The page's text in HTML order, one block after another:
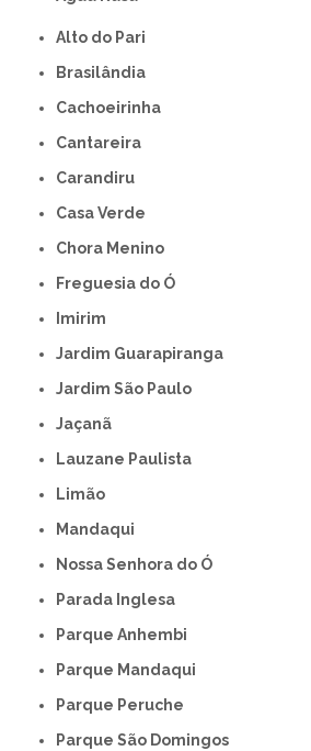
Alto do Pari
Brasilândia
Cachoeirinha
Cantareira
Carandiru
Casa Verde
Chora Menino
Freguesia do Ó
Imirim
Jardim Guarapiranga
Jardim São Paulo
Jaçanã
Lauzane Paulista
Limão
Mandaqui
Nossa Senhora do Ó
Parada Inglesa
Parque Anhembi
Parque Mandaqui
Parque Peruche
Parque São Domingos